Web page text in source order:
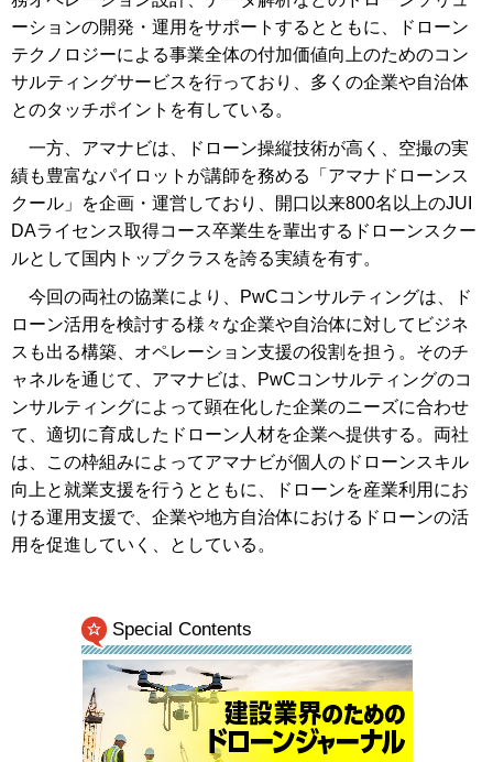
ーションの開発・運用をサポートするとともに、ドローン
テクノロジーによる事業全体の付加価値向上のためのコン
サルティングサービスを行っており、多くの企業や自治体
とのタッチポイントを有している。
一方、アマナビは、ドローン操縦技術が高く、空撮の実
績も豊富なパイロットが講師を務める「アマナドローンス
クール」を企画・運営しており、開口以来800名以上のJUI
DAライセンス取得コース卒業生を輩出するドローンスクー
ルとして国内トップクラスを誇る実績を有す。
今回の両社の協業により、PwCコンサルティングは、ド
ローン活用を検討する様々な企業や自治体に対してビジネ
スも出る構築、オペレーション支援の役割を担う。そのチ
ャネルを通じて、アマナビは、PwCコンサルティングのコ
ンサルティングによって顕在化した企業のニーズに合わせ
て、適切に育成したドローン人材を企業へ提供する。両社
は、この枠組みによってアマナビが個人のドローンスキル
向上と就業支援を行うとともに、ドローンを産業利用にお
ける運用支援で、企業や地方自治体におけるドローンの活
用を促進していく、としている。
Special Contents